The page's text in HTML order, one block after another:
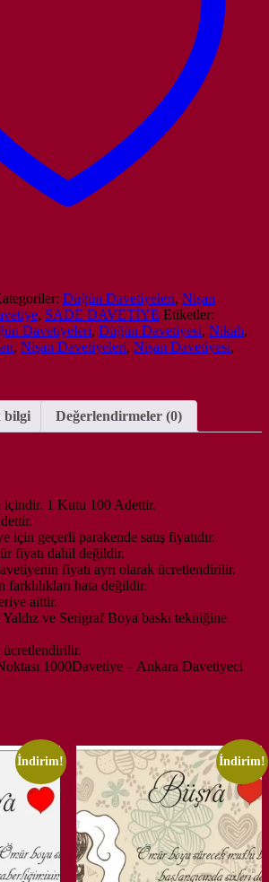
Düğün Davetiyeleri, Nişan
, SADE DAVETİYE Etiketler:
Davetiyeleri, Düğün Davetiyesi, Nikah,
, Nişan Davetiyeleri, Nişan Davetiyesi,
bilgi Değerlendirmeler (0)
1 Kutu 100 Adettir.
için geçerli parakende satış fiyatıdır.
fiyatı dahil değildir.
fiyatı ayrı olarak ücretlendirilir.
farklılıkları hata değildir.
aittir.
ve Serigraf Boya baskı tekniğine
ücretlendirilir.
1000Davetiye – Ankara Davetiyeci
İndirim! İndirim!